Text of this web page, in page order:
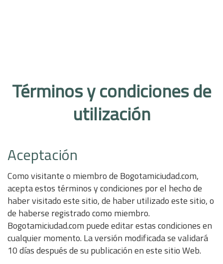
Términos y condiciones de
utilización
Aceptación
Como visitante o miembro de Bogotamiciudad.com,
acepta estos términos y condiciones por el hecho de
haber visitado este sitio, de haber utilizado este sitio, o
de haberse registrado como miembro.
Bogotamiciudad.com puede editar estas condiciones en
cualquier momento. La versión modificada se validará
10 días después de su publicación en este sitio Web.